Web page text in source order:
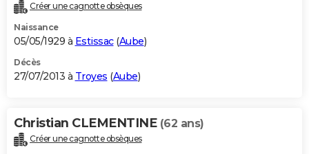
Créer une cagnotte obsèques
Naissance
05/05/1929 à Estissac(Aube)
Décès
27/07/2013 à Troyes (Aube)
Christian CLEMENTINE (62 ans)
Créer une cagnotte obsèques